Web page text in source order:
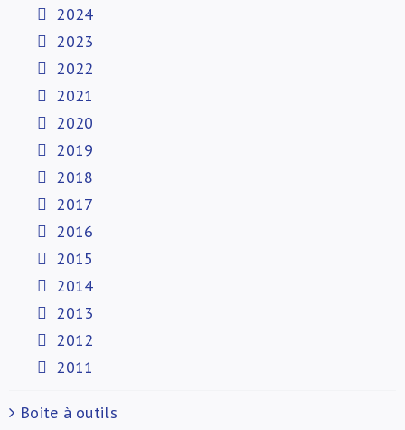
2024
2023
2022
2021
2020
2019
2018
2017
2016
2015
2014
2013
2012
2011
Boite à outils